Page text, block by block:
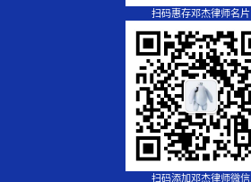
扫码惠存邓杰律师名片
扫码添加邓杰律师微信